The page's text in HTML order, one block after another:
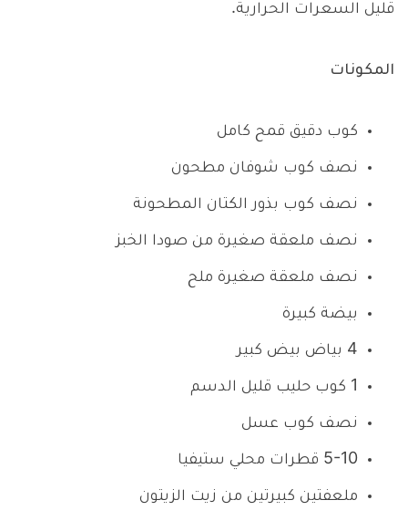
قليل السعرات الحرارية.
المكونات
كوب دقيق قمح كامل
نصف كوب شوفان مطحون
نصف كوب بذور الكتان المطحونة
نصف ملعقة صغيرة من صودا الخبز
نصف ملعقة صغيرة ملح
بيضة كبيرة
4 بياض بيض كبير
1 كوب حليب قليل الدسم
نصف كوب عسل
5-10 قطرات محلي ستيفيا
ملعفتين كبيرتين من زيت الزيتون